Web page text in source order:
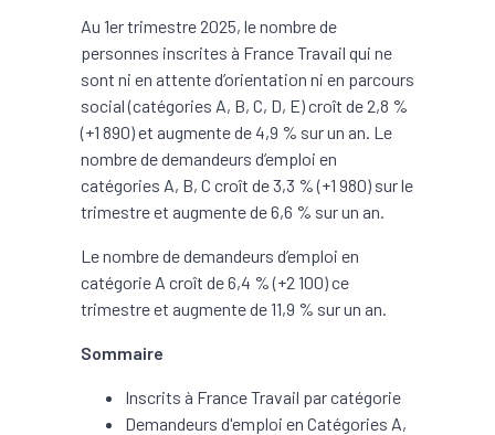
Au 1er trimestre 2025, le nombre de
personnes inscrites à France Travail qui ne
sont ni en attente d’orientation ni en parcours
social (catégories A, B, C, D, E) croît de 2,8 %
(+1 890) et augmente de 4,9 % sur un an. Le
nombre de demandeurs d’emploi en
catégories A, B, C croît de 3,3 % (+1 980) sur le
trimestre et augmente de 6,6 % sur un an.
Le nombre de demandeurs d’emploi en
catégorie A croît de 6,4 % (+2 100) ce
trimestre et augmente de 11,9 % sur un an.
Sommaire
Inscrits à France Travail par catégorie
Demandeurs d'emploi en Catégories A,